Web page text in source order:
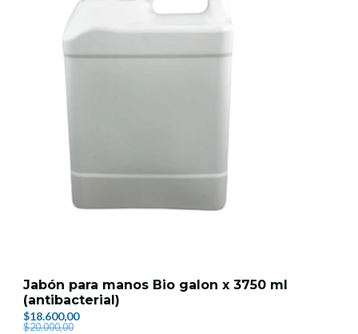
Jabón para manos Bio galon x 3750 ml
(antibacterial)
$18.600,00
$20.000,00